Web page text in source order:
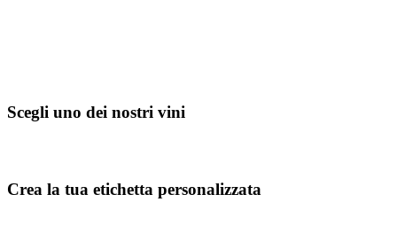
Scegli uno dei nostri vini
Crea la tua etichetta personalizzata